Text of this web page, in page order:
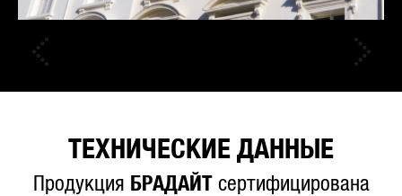
ТЕХНИЧЕСКИЕ ДАННЫЕ
Продукция БРАДАЙТсертифицирована